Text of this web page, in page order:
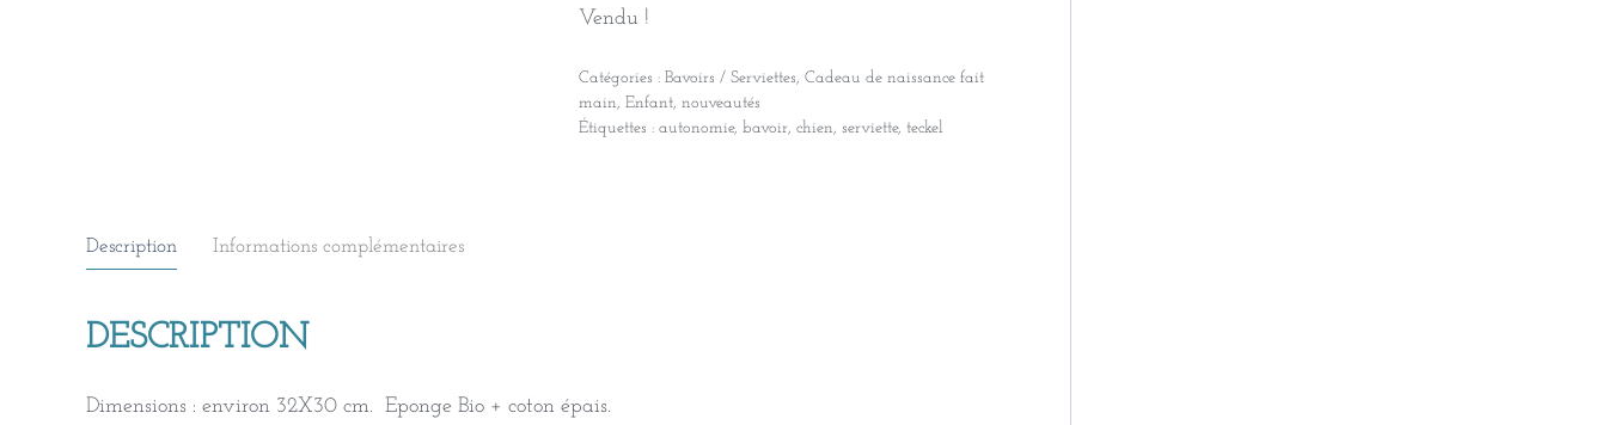
Vendu !
Catégories : Bavoirs / Serviettes, Cadeau de naissance fait
main, Enfant, nouveautés
Étiquettes : autonomie, bavoir, chien, serviette, teckel
Description Informations complémentaires
DESCRIPTION
Dimensions : environ 32X30 cm. Eponge Bio + coton épais.